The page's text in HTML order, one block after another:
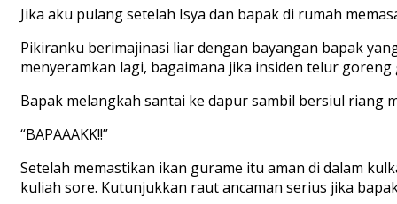
Jika aku pulang setelah Isya dan bapak di rumah
Pikiranku berimajinasi liar dengan bayangan bapak
menyeramkan lagi, bagaimana jika insiden telur
Bapak melangkah santai ke dapur sambil bersiul
“BAPAAAKK!!”
Setelah memastikan ikan gurame itu aman di dalam
kuliah sore. Kutunjukkan raut ancaman serius jika